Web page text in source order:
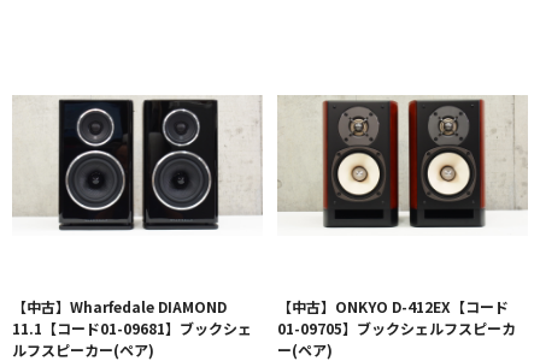
【中古】Wharfedale DIAMOND
11.1【コード01-09681】ブックシェ
ルフスピーカー(ペア)
【中古】ONKYO D-412EX【コード
01-09705】ブックシェルフスピーカ
ー(ペア)